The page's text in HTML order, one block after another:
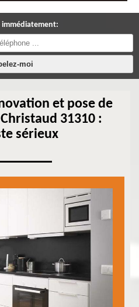
immédiatement:
et pose de
31310 :
sérieux